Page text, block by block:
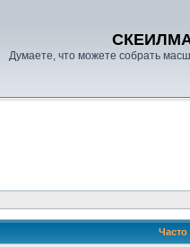
Думаете, что можете собрать